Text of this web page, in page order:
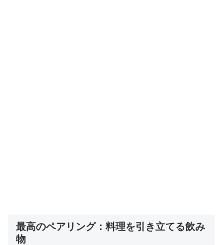
最高のペアリング：料理を引き立てる飲み
物